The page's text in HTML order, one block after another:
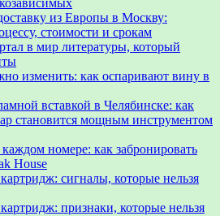
из Европы в Москву:
стоимости и срокам
в мир литературы, который
изменить: как оспаривают вину в
вставкой в Челябинске: как
становится мощным инструментом
номере: как забронировать
House
сигналы, которые нельзя
признаки, которые нельзя